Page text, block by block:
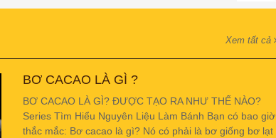
Xem tất cả
BƠ CACAO LÀ GÌ ?
BƠ CACAO LÀ GÌ? ĐƯỢC TẠO RA NHƯ THẾ NÀO?
Series Tìm Hiểu Nguyên Liệu Làm Bánh Bạn có bao giờ
thắc mắc: Bơ cacao là gì? Nó có phải là bơ giống bơ lạt